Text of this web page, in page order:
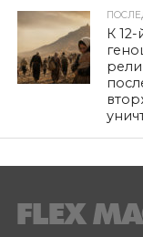
К